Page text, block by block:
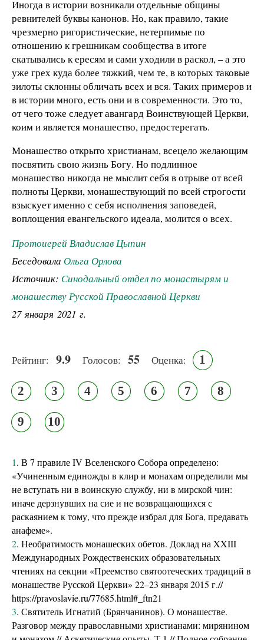
Иногда в истории возникали отдельные общины
ревнителей буквы канонов. Но, как правило, такие
чрезмерно ригористические, нетерпимые по
отношению к грешникам сообщества в итоге
скатывались к ересям и сами уходили в раскол, – а это
уже грех куда более тяжкий, чем те, в которых таковые
зилоты склонны обличать всех и вся. Таких примеров и
в истории много, есть они и в современности. Это то,
от чего тоже следует авангард Воинствующей Церкви,
коим и является монашество, предостерегать.
Монашество открыто христианам, всецело желающим
посвятить свою жизнь Богу. Но подлинное
монашество никогда не мыслит себя в отрыве от всей
полноты Церкви, монашествующий по всей строгости
взыскует именно с себя исполнения заповедей,
воплощения евангельского идеала, молится о всех.
Протоиерей Владислав Цыпин
Беседовала Ольга Орлова
Источник: Синодальный отдел по монастырям и
монашеству Русской Православной Церкви
27 января 2021 г.
Рейтинг: 9.9 Голосов: 55 Оценка: 1
2 3 4 5 6 7 8
9 10
1. В 7 правиле IV Вселенского Собора определено:
«Учиненным единожды в клир и монахам определили мы
не вступать ни в воинскую службу, ни в мирской чин:
иначе дерзнувших на сие и не возвращающихся с
раскаянием к тому, что прежде избрал для Бога, предавать
анафеме».
2. Необратимость монашеских обетов. Доклад на XXIII
Международных Рождественских образовательных
чтениях на секции «Преемство святоотеческих традиций в
монашестве Русской Церкви» 22–23 января 2015 г.//
https://pravoslavie.ru/77685.html#_ftn21
3. Святитель Игнатий (Брянчанинов). О монашестве.
Разговор между православными христианами: мирянином